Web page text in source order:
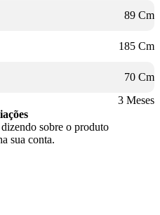
89 Cm
185 Cm
70 Cm
3 Meses
sobre o produto
sua conta.